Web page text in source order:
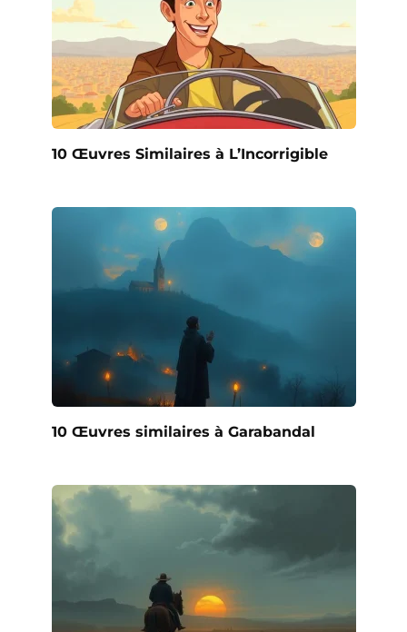
10 Œuvres Similaires à L’Incorrigible
10 Œuvres similaires à Garabandal